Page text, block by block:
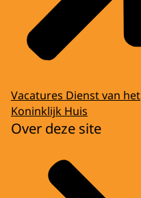
Vacatures Dienst van het
Koninklijk Huis
Over deze site